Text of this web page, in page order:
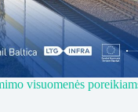
visuomenės